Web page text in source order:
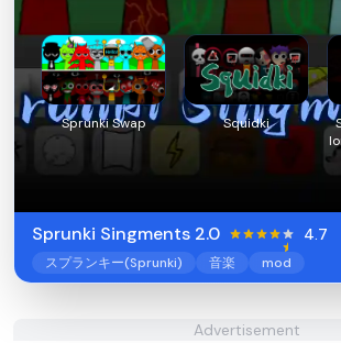
Sprunki Swap Squidki
Sprunki Singments 2.0 4.7
スプランキー(Sprunki) 音楽 mod
Advertisement